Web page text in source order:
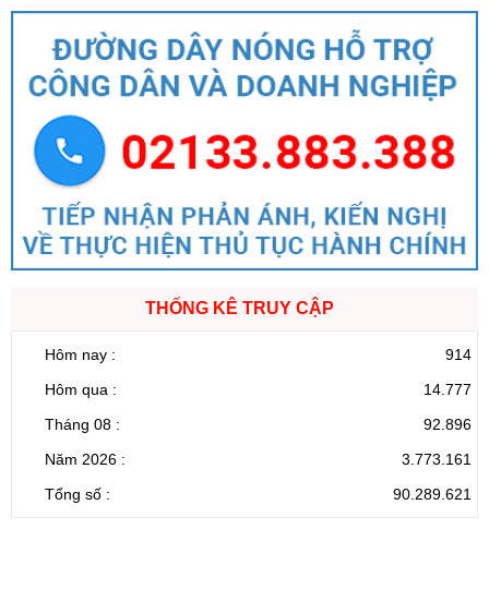
THỐNG KÊ TRUY CẬP
Hôm nay :
914
Hôm qua :
14.777
Tháng 08 :
92.896
Năm 2026 :
3.773.161
Tổng số :
90.289.621